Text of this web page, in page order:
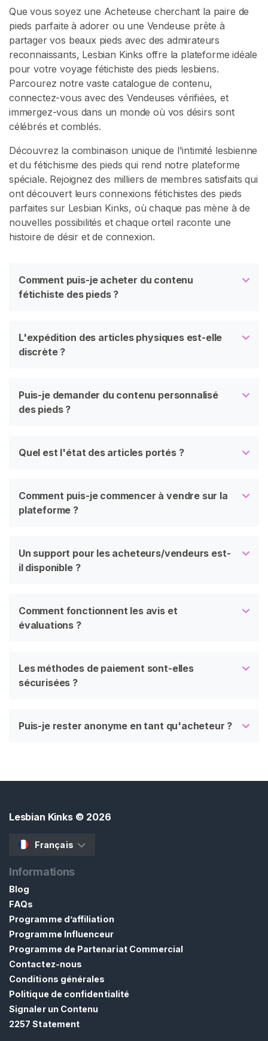
Que vous soyez une Acheteuse cherchant la paire de
pieds parfaite à adorer ou une Vendeuse prête à
partager vos beaux pieds avec des admirateurs
reconnaissants, Lesbian Kinks offre la plateforme idéale
pour votre voyage fétichiste des pieds lesbiens.
Parcourez notre vaste catalogue de contenu,
connectez-vous avec des Vendeuses vérifiées, et
immergez-vous dans un monde où vos désirs sont
célébrés et comblés.
Découvrez la combinaison unique de l'intimité lesbienne
et du fétichisme des pieds qui rend notre plateforme
spéciale. Rejoignez des milliers de membres satisfaits qui
ont découvert leurs connexions fétichistes des pieds
parfaites sur Lesbian Kinks, où chaque pas mène à de
nouvelles possibilités et chaque orteil raconte une
histoire de désir et de connexion.
Comment puis-je acheter du contenu
fétichiste des pieds ?
L'expédition des articles physiques est-elle
discrète ?
Puis-je demander du contenu personnalisé
des pieds ?
Quel est l'état des articles portés ?
Comment puis-je commencer à vendre sur la
plateforme ?
Un support pour les acheteurs/vendeurs est-
il disponible ?
Comment fonctionnent les avis et
évaluations ?
Les méthodes de paiement sont-elles
sécurisées ?
Puis-je rester anonyme en tant qu'acheteur ?
Lesbian Kinks© 2026
Français
Informations
Blog
FAQs
Programme d’affiliation
Programme Influenceur
Programme de Partenariat Commercial
Contactez-nous
Conditions générales
Politique de confidentialité
Signaler un Contenu
2257 Statement
C
o
n
t
a
c
t
/
S
p
o
r